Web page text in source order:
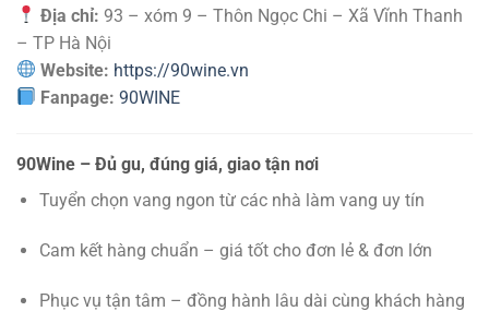
Địa chỉ: 93 – xóm 9 – Thôn Ngọc Chi – Xã Vĩnh Thanh
– TP Hà Nội
Website: https://90wine.vn
Fanpage: 90WINE
90Wine – Đủ gu, đúng giá, giao tận nơi
Tuyển chọn vang ngon từ các nhà làm vang uy tín
Cam kết hàng chuẩn – giá tốt cho đơn lẻ & đơn lớn
Phục vụ tận tâm – đồng hành lâu dài cùng khách hàng